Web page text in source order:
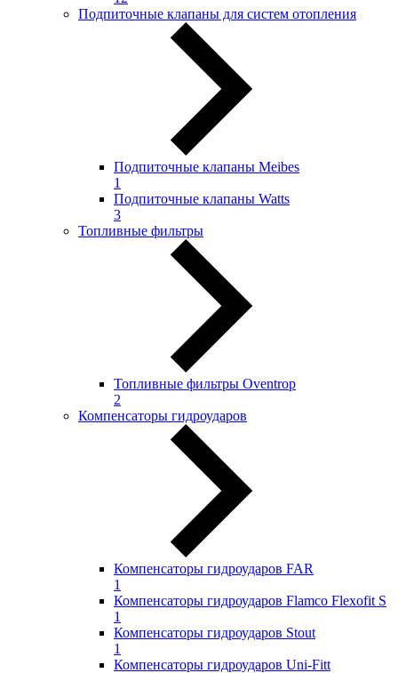
Подпиточные клапаны для систем отопления
Подпиточные клапаны Meibes
1
Подпиточные клапаны Watts
3
Топливные фильтры
Топливные фильтры Oventrop
2
Компенсаторы гидроударов
Компенсаторы гидроударов FAR
1
Компенсаторы гидроударов Flamco Flexofit S
1
Компенсаторы гидроударов Stout
1
Компенсаторы гидроударов Uni-Fitt